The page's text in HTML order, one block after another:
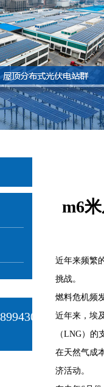
m6
近年来频繁
挑战。
燃料危机频
近年来，埃
（LNG）的
在天然气成
济活动。